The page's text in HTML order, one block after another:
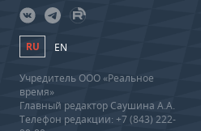
RU EN
Учредитель ООО «Реальное
время»
Главный редактор Саушина А.А.
Телефон редакции: +7 (843) 222-